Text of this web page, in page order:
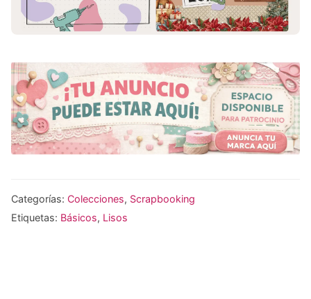
Categorías: Colecciones, Scrapbooking
Etiquetas: Básicos, Lisos